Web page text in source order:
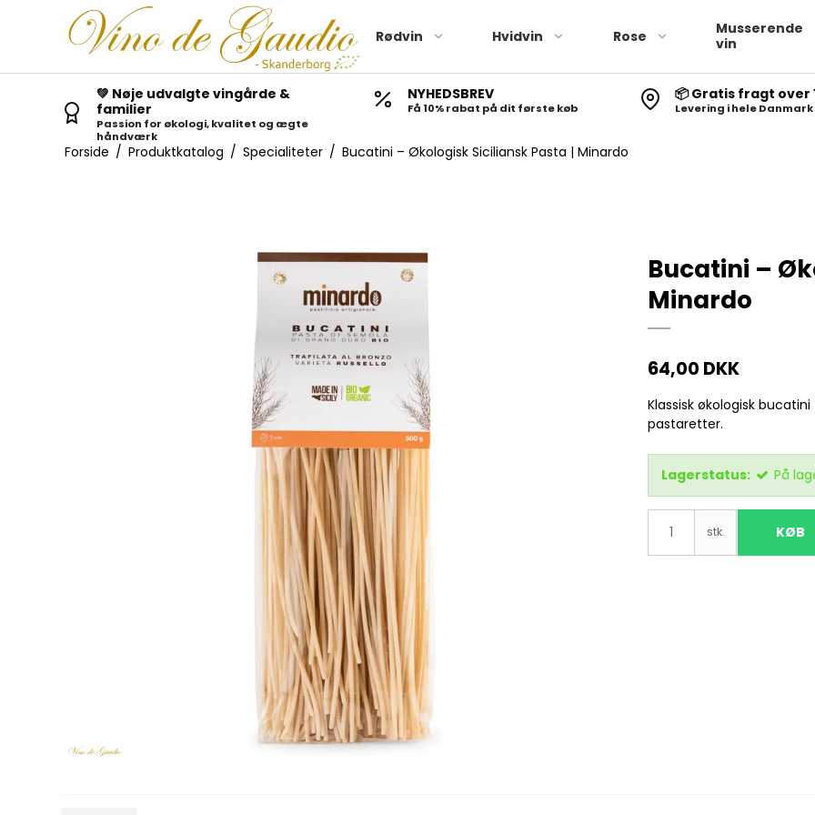
Rødvin Hvidvin Rose
Musserende
vin
💚 Nøje udvalgte vingårde &
familier
Passion for økologi, kvalitet og ægte
håndværk
NYHEDSBREV
Få 10% rabat på dit første køb
📦 Gratis fragt over
Levering i hele Danmark
Forside / Produktkatalog / Specialiteter / Bucatini – Økologisk Siciliansk Pasta | Minardo
Bucatini –
Minardo
64,00 DKK
Klassisk økologisk
pastaretter.
Lagerstatus: På
stk. KØB